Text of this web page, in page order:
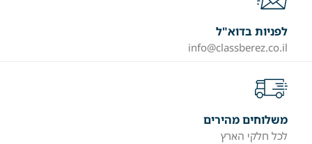
לפניות בדוא"ל
info@classberez.co.il
משלוחים מהירים
לכל חלקי הארץ